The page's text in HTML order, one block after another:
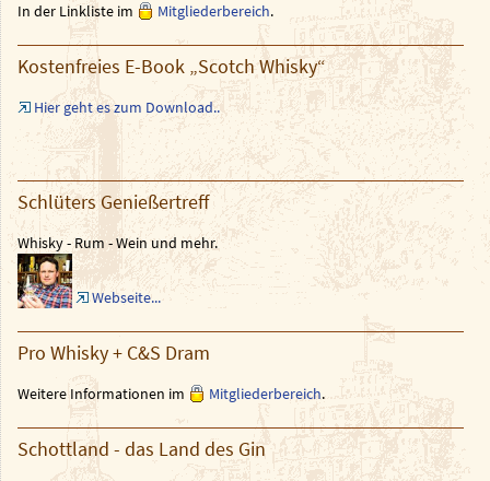
In der Linkliste im Mitgliederbereich.
Kostenfreies E-Book „Scotch Whisky“
Hier geht es zum Download..
Schlüters Genießertreff
Whisky - Rum - Wein und mehr.
Webseite...
Pro Whisky + C&S Dram
Weitere Informationen im Mitgliederbereich.
Schottland - das Land des Gin